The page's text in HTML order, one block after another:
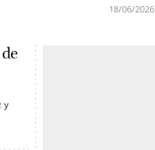
18/06/2026